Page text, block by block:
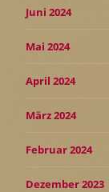
Juni 2024
Mai 2024
April 2024
März 2024
Februar 2024
Dezember 2023